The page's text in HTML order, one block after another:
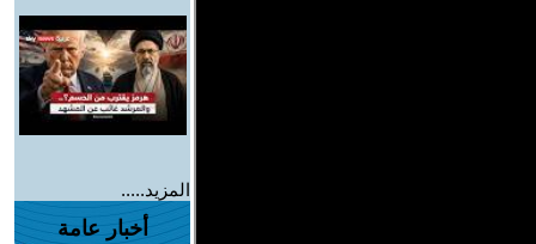
المزيد.....
أخبار عامة